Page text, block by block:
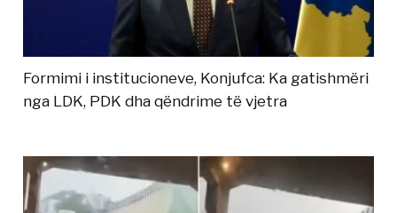
Formimi i institucioneve, Konjufca: Ka gatishmëri
nga LDK, PDK dha qëndrime të vjetra